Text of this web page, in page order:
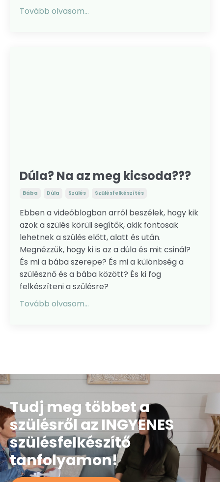
Tovább olvasom...
Dúla? Na az meg kicsoda???
Bába Dúla Szülés Szülésfelkészítés
Ebben a videóblogban arról beszélek, hogy kik
azok a szülés körüli segítők, akik fontosak
lehetnek a szülés előtt, alatt és után.
Megnézzük, hogy ki is az a dúla és mit csinál?
És mi a bába szerepe? És mi a különbség a
szülésznő és a bába között? És ki fog
felkészíteni a szülésre?
Tovább olvasom...
Tudj meg többet a
szülésről az INGYENES
szülésfelkészítő
tanfolyamon!